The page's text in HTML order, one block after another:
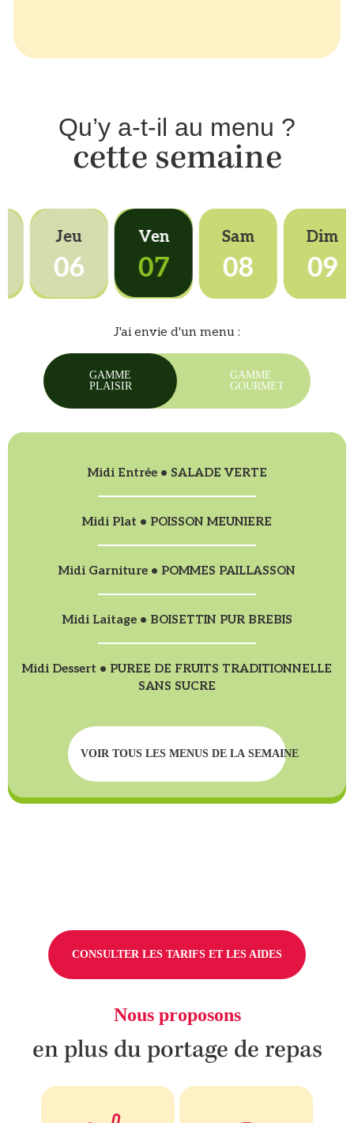
Qu’y a-t-il au menu ?
cette semaine
Jeu
06
Ven
07
Sam
08
Dim
09
J'ai envie d'un menu :
GAMME
PLAISIR
GAMME
GOURMET
Midi Entrée • SALADE VERTE
Midi Plat • POISSON MEUNIERE
Midi Garniture • POMMES PAILLASSON
Midi Laitage • BOISETTIN PUR BREBIS
Midi Dessert • PUREE DE FRUITS TRADITIONNELLE
SANS SUCRE
VOIR TOUS LES MENUS DE LA SEMAINE
CONSULTER LES TARIFS ET LES AIDES
Nous proposons
en plus du portage de repas